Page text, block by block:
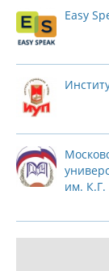
Easy
им. К.Г.